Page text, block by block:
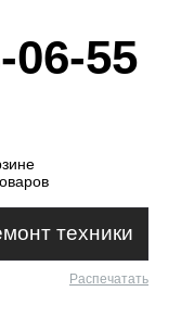
06-55
техники
Распечатать